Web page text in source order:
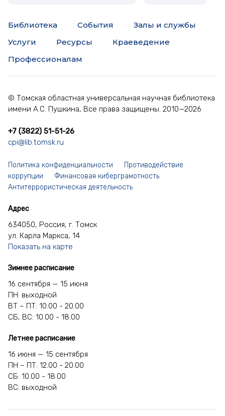
Быстров Иван Васильевич
Годин Иван Семенович
Голещихин Петр Евстафьевич
Гребенкин Петр Парфенович
Доценко Семён Сергеевич
Дробышев Григорий Иванович
Епанчинцев Николай Дмитриевич
Желудов Иван Венидиктович
Зайцев Борис Алексеевич
Запаренко Федор Ефремович
Зубарев Илья Филиппович
Зуев Аркадий Иосифович
Библиотека События
Залы и службы
Услуги
Ресурсы
Краеведение
Профессионалам
© Томская областная универсальная научная библиотека
имени А.С. Пушкина, Все права защищены. 2010—2026
+7 (3822) 51-51-26
cpi@lib.tomsk.ru
Политика конфиденциальности
Противодействие
коррупции
Финансовая киберграмотность
Антитеррористическая деятельность
Адрес
634050, Россия, г. Томск
ул. Карла Маркса, 14
Показать на карте
Зимнее расписание
16 сентября — 15 июня
ПН: выходной
ВТ – ПТ: 10.00 - 20.00
СБ, ВС: 10.00 - 18.00
Летнее расписание
16 июня — 15 сентября
ПН – ПТ: 12.00 - 20.00
СБ: 10.00 - 18.00
ВС: выходной